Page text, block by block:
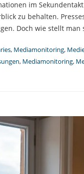
im
zu behalten.
Doch wie stellt
, Mediamonitoring,
, Mediamonitoring,